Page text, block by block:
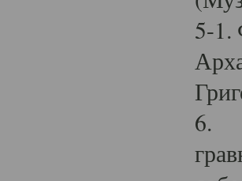
5-1.
6.